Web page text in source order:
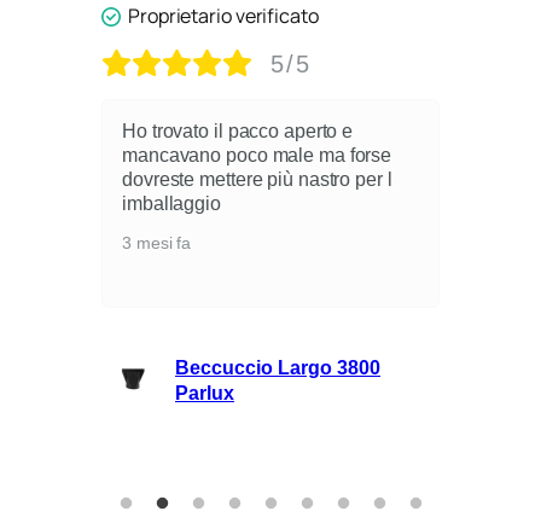
Proprietario verificato
5/5
Ho trovato il pacco aperto e
mancavano poco male ma forse
dovreste mettere più nastro per l
imballaggio
3 mesi fa
Beccuccio Largo 3800
Parlux